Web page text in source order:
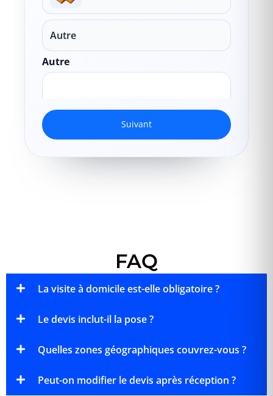
Autre
Autre
Suivant
FAQ
La visite à domicile est-elle obligatoire ?
Le devis inclut-il la pose ?
Quelles zones géographiques couvrez-vous ?
Peut-on modifier le devis après réception ?